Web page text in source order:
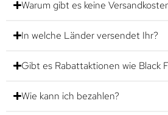
Warum gibt es keine
In welche Länder versendet Ihr?
Gibt es Rabattaktionen wie Black
Wie kann ich bezahlen?